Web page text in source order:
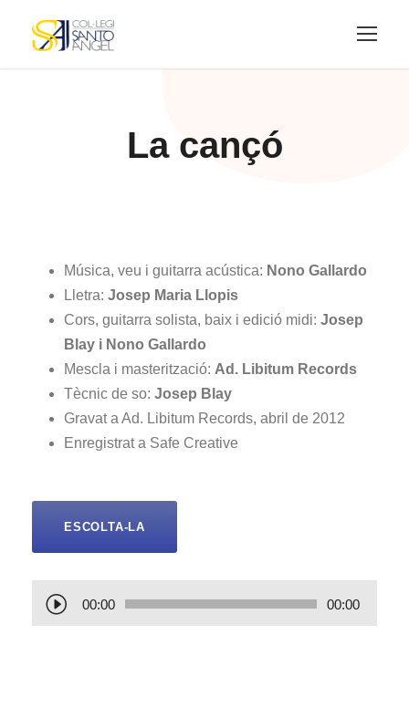
La cançó
Música, veu i guitarra acústica: Nono Gallardo
Lletra: Josep Maria Llopis
Cors, guitarra solista, baix i edició midi: Josep
Blay i Nono Gallardo
Mescla i masterització: Ad. Libitum Records
Tècnic de so: Josep Blay
Gravat a Ad. Libitum Records, abril de 2012
Enregistrat a Safe Creative
ESCOLTA-LA
e
00:00 00:00